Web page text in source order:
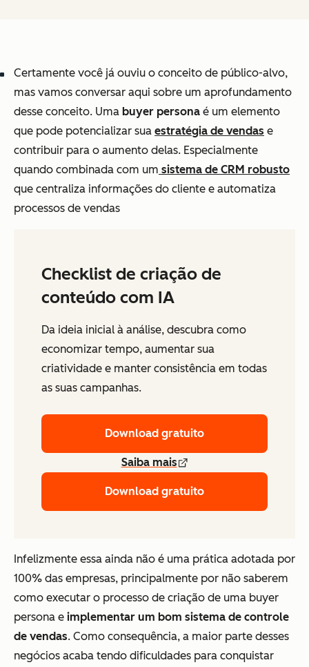
Certamente você já ouviu o conceito de público-alvo,
mas vamos conversar aqui sobre um aprofundamento
desse conceito. Uma buyer persona é um elemento
que pode potencializar sua estratégia de vendas e
contribuir para o aumento delas. Especialmente
quando combinada com um sistema de CRM robusto
que centraliza informações do cliente e automatiza
processos de vendas
Checklist de criação de
conteúdo com IA
Da ideia inicial à análise, descubra como
economizar tempo, aumentar sua
criatividade e manter consistência em todas
as suas campanhas.
Download gratuito
Saiba mais
Download gratuito
Infelizmente essa ainda não é uma prática adotada por
100% das empresas, principalmente por não saberem
como executar o processo de criação de uma buyer
persona e implementar um bom sistema de controle
de vendas. Como consequência, a maior parte desses
negócios acaba tendo dificuldades para conquistar